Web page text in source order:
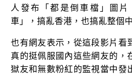
人發布「都是倒車檔」圖片
車」，搞亂香港，也搞亂整個
也有網友表示，從這段影片看
真的挺佩服國內這些網友的，
獄友和無數粉紅的監視當中發